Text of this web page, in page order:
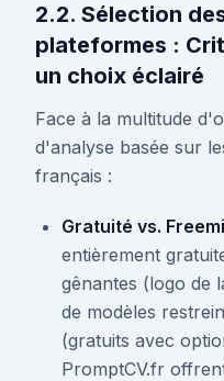
2.2. Sélection
plateformes :
un choix éclairé
Face à la multitude
d'analyse basée sur
français :
Gratuité vs.
entièrement
gênantes (logo de
de modèles
(gratuits avec
PromptCV.fr